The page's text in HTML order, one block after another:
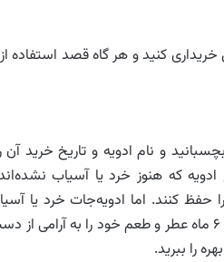
کنید و هر گاه قصد استفاده از
و نام ادویه و تاریخ خرید آن
ادویه که هنوز خرد یا آسیاب
خود را حفظ کنند. اما ادویه‌جات خرد
نگهداری شده باشد نیز، معمولا پس از ۶ ماه عطر و
را ببرید.